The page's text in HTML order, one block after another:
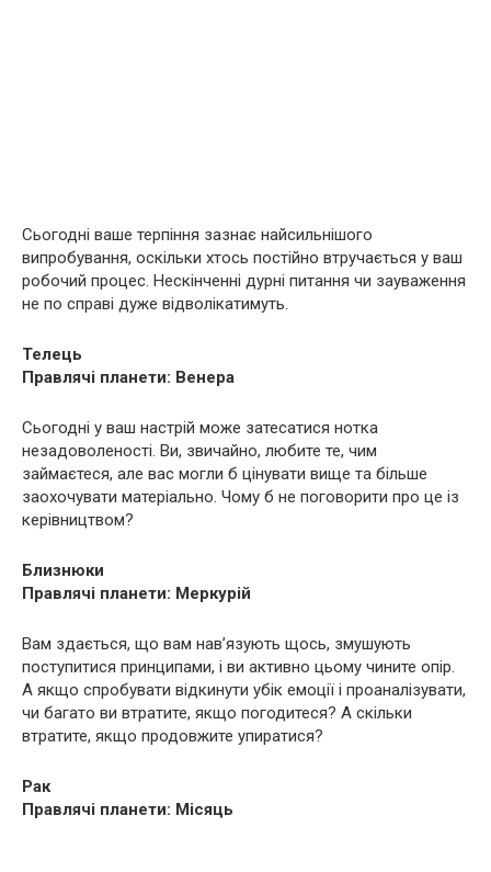
Сьогодні ваше терпіння зазнає найсильнішого
випробування, оскільки хтось постійно втручається у ваш
робочий процес. Нескінченні дурні питання чи зауваження
не по справі дуже відволікатимуть.
Телець
Правлячі планети: Венера
Сьогодні у ваш настрій може затесатися нотка
незадоволеності. Ви, звичайно, любите те, чим
займаєтеся, але вас могли б цінувати вище та більше
заохочувати матеріально. Чому б не поговорити про це із
керівництвом?
Близнюки
Правлячі планети: Меркурій
Вам здається, що вам нав’язують щось, змушують
поступитися принципами, і ви активно цьому чините опір.
А якщо спробувати відкинути убік емоції і проаналізувати,
чи багато ви втратите, якщо погодитеся? А скільки
втратите, якщо продовжите упиратися?
Рак
Правлячі планети: Місяць